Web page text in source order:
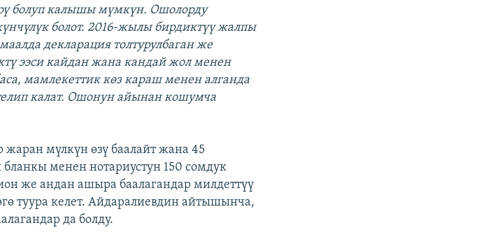
болуп калышы мүмкүн. Ошолорду
болот. 2016-жылы бирдиктүү жалпы
декларация толтурулбаган же
ээси кайдан жана кандай жол менен
мамлекеттик көз караш менен алганда
калат. Ошонун айынан кошумча
жаран мүлкүн өзү баалайт жана 45
менен нотариустун 150 сомдук
же андан ашыра баалагандар милдеттүү
туура келет. Айдаралиевдин айтышынча,
да болду.